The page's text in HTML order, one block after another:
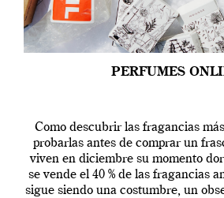
PERFUMES
Como descubrir las fragancias
probarlas antes de comprar un
viven en diciembre su momento
se vende el 40 % de las fragancias
sigue siendo una costumbre, un